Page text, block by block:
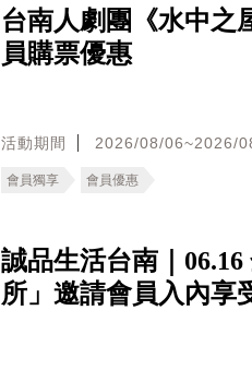
台南人劇團《水中之
員購票優惠
活動期間 2026/08/06~2026/
會員獨享 會員優惠
誠品生活台南｜
所」邀請會員入內享